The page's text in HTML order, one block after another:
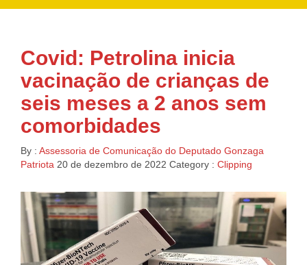
Covid: Petrolina inicia
vacinação de crianças de
seis meses a 2 anos sem
comorbidades
By : Assessoria de Comunicação do Deputado Gonzaga
Patriota 20 de dezembro de 2022 Category : Clipping